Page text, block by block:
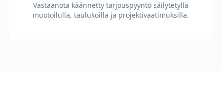
Vastaanota käännetty tarjouspyyntö säilytetyllä
muotoilulla, taulukoilla ja projektivaatimuksilla.